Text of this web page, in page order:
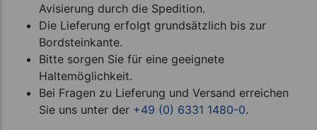
Avisierung durch die Spedition.
Die Lieferung erfolgt grundsätzlich bis zur
Bordsteinkante.
Bitte sorgen Sie für eine geeignete
Haltemöglichkeit.
Bei Fragen zu Lieferung und Versand erreichen
Sie uns unter der +49 (0) 6331 1480-0.